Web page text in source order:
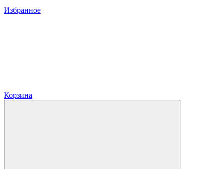
Избранное
Корзина